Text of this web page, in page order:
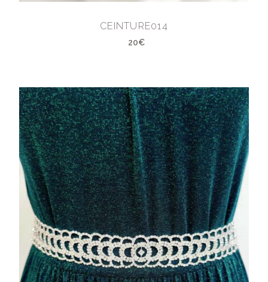
CEINTURE014
20€